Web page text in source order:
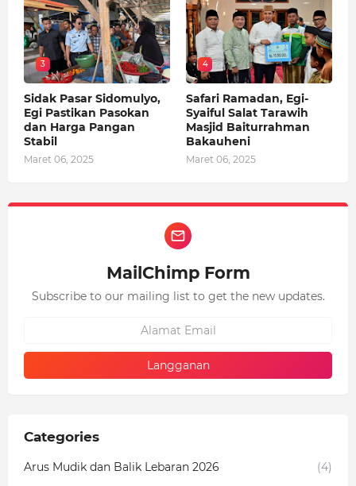
3
Sidak Pasar Sidomulyo,
Egi Pastikan Pasokan
dan Harga Pangan
Stabil
Maret 06, 2025
4
Safari Ramadan, Egi-
Syaiful Salat Tarawih
Masjid Baiturrahman
Bakauheni
Maret 06, 2025
MailChimp Form
Subscribe to our mailing list to get the new updates.
Categories
Arus Mudik dan Balik Lebaran 2026
(4)